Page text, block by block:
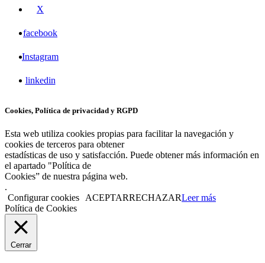
X
facebook
Instagram
linkedin
Cookies, Política de privacidad y RGPD
Esta web utiliza cookies propias para facilitar la navegación y
cookies de terceros para obtener
estadísticas de uso y satisfacción. Puede obtener más información en
el apartado "Política de
Cookies” de nuestra página web.
.
Configurar cookies
ACEPTARRECHAZARLeer más
Política de Cookies
Cerrar